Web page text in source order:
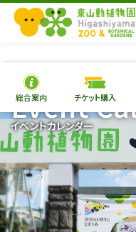
総合案内 チケット購入
イベントカレンダー
Event